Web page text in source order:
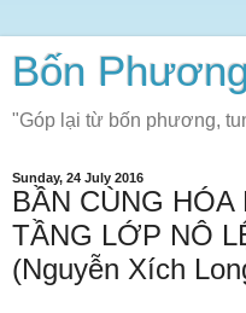
Bốn
"Góp lại từ bốn phương,
Sunday, 24 July 2016
BẦN CÙNG
TẦNG LỚP NÔ
(Nguyễn Xích